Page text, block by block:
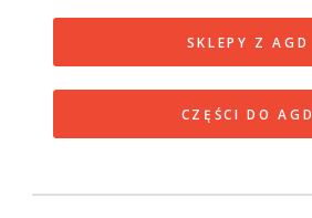
SKLEPY Z AGD
CZĘŚCI DO AGD